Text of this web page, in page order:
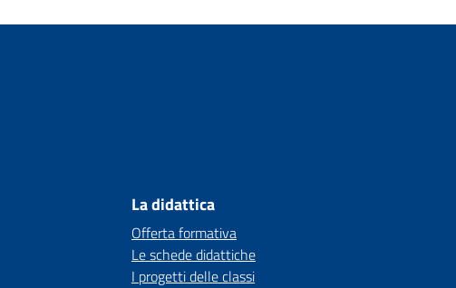
La didattica
Offerta formativa
Le schede didattiche
I progetti delle classi